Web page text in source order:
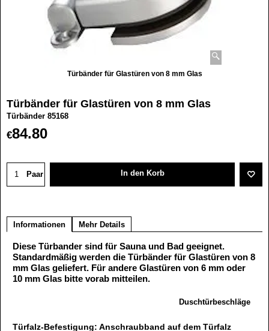
Türbänder für Glastüren von 8 mm Glas
Türbänder für Glastüren von 8 mm Glas
Türbänder 85168
€84.80
Paar In den Korb
Informationen Mehr Details
Diese Türbander sind für Sauna und Bad geeignet.
Standardmäßig werden die Türbänder für Glastüren von 8
mm Glas geliefert. Für andere Glastüren von 6 mm oder
10 mm Glas bitte vorab mitteilen.
Duschtürbeschläge
Türfalz-Befestigung: Anschraubband auf dem Türfalz